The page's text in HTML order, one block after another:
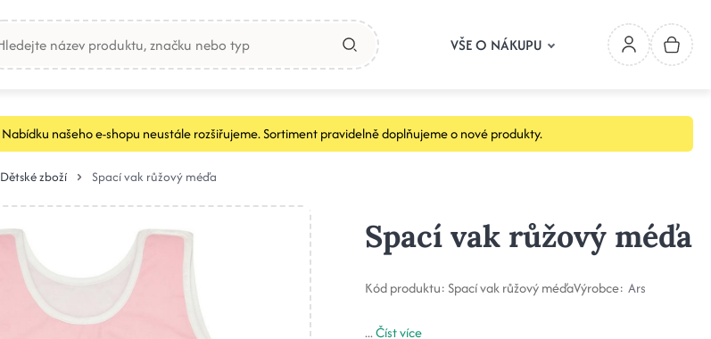
VŠE O NÁKUPU
Nabídku našeho e-shopu neustále rozšiřujeme. Sortiment pravidelně doplňujeme o nové produkty.
Dětské zboží Spací vak růžový méďa
Spací vak růžový méďa
Kód produktu: Spací vak růžový méďaVýrobce: Ars
...Číst více